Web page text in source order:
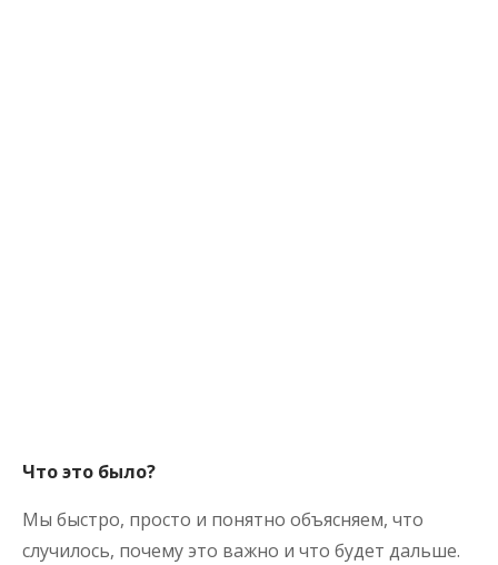
Что это было?
Мы быстро, просто и понятно объясняем, что
случилось, почему это важно и что будет дальше.